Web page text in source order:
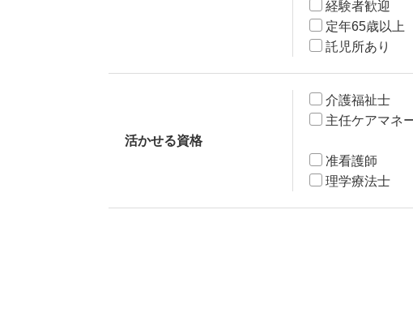
経験者歓迎
定年65歳以上
託児所あり
活かせる資格
介護福祉士
主任ケアマネ
准看護師
理学療法士